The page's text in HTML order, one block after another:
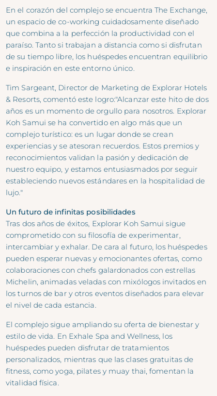
En el corazón del complejo se encuentra The Exchange,
un espacio de co-working cuidadosamente diseñado
que combina a la perfección la productividad con el
paraíso. Tanto si trabajan a distancia como si disfrutan
de su tiempo libre, los huéspedes encuentran equilibrio
e inspiración en este entorno único.
Tim Sargeant, Director de Marketing de Explorar Hotels
& Resorts, comentó este logro:"Alcanzar este hito de dos
años es un momento de orgullo para nosotros. Explorar
Koh Samui se ha convertido en algo más que un
complejo turístico: es un lugar donde se crean
experiencias y se atesoran recuerdos. Estos premios y
reconocimientos validan la pasión y dedicación de
nuestro equipo, y estamos entusiasmados por seguir
estableciendo nuevos estándares en la hospitalidad de
lujo."
Un futuro de infinitas posibilidades
Tras dos años de éxitos, Explorar Koh Samui sigue
comprometido con su filosofía de experimentar,
intercambiar y exhalar. De cara al futuro, los huéspedes
pueden esperar nuevas y emocionantes ofertas, como
colaboraciones con chefs galardonados con estrellas
Michelin, animadas veladas con mixólogos invitados en
los turnos de bar y otros eventos diseñados para elevar
el nivel de cada estancia.
El complejo sigue ampliando su oferta de bienestar y
estilo de vida. En Exhale Spa and Wellness, los
huéspedes pueden disfrutar de tratamientos
personalizados, mientras que las clases gratuitas de
fitness, como yoga, pilates y muay thai, fomentan la
vitalidad física.